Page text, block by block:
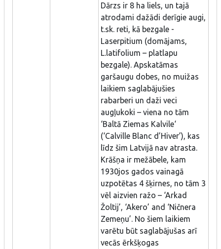
Dārzs ir 8 ha liels, un tajā
atrodami dažādi derīgie augi,
t.sk. reti, kā bezgale -
Laserpitium (domājams,
L.latifolium – platlapu
bezgale). Apskatāmas
garšaugu dobes, no muižas
laikiem saglabājušies
rabarberi un daži veci
augļukoki – viena no tām
‘Baltā Ziemas Kalvile‘
(‘Calville Blanc d’Hiver’), kas
līdz šim Latvijā nav atrasta.
Krāšņa ir mežābele, kam
1930jos gados vainagā
uzpotētas 4 šķirnes, no tām 3
vēl aizvien ražo – ‘Arkad
Žoltij’, ‘Akero’ and ‘Ničnera
Zemeņu’. No šiem laikiem
varētu būt saglabājušas arī
vecās ērkšķogas